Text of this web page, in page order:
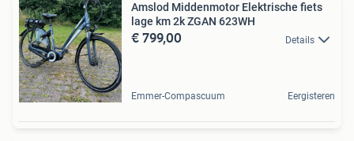
Amslod Middenmotor Elektrische fiets
lage km 2k ZGAN 623WH
€ 799,00 Details
Emmer-Compascuum Eergisteren